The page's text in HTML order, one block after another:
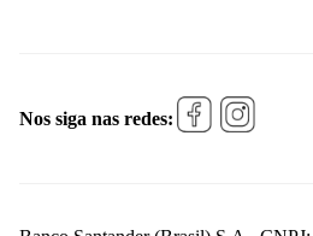
Nos siga nas redes: